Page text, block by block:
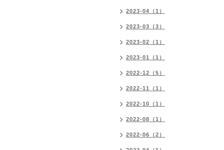
2023-04（1）
2023-03（3）
2023-02（1）
2023-01（1）
2022-12（5）
2022-11（1）
2022-10（1）
2022-08（1）
2022-06（2）